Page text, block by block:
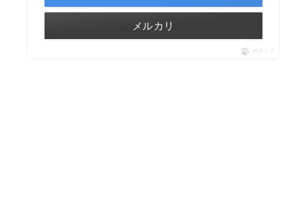
メルカリ
ポチップ